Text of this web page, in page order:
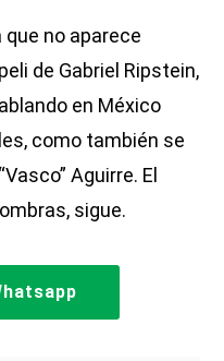
no aparece
de Gabriel Ripstein,
en México
como también se
Aguirre. El
sigue.